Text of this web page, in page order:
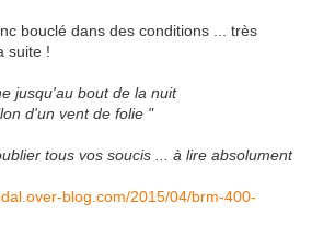
bouclé dans des conditions ... très
suite !
jusqu'au bout de la nuit
d'un vent de folie "
tous vos soucis ... à lire absolument
blog.com/2015/04/brm-400-